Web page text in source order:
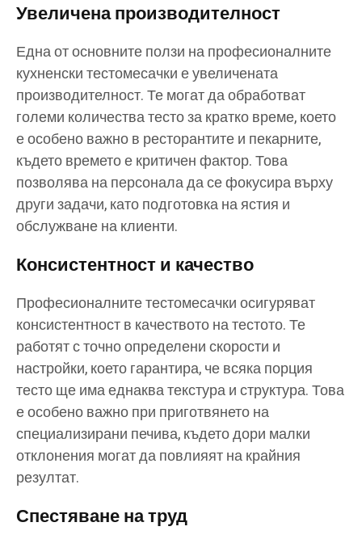
Увеличена производителност
Една от основните ползи на професионалните
кухненски тестомесачки е увеличената
производителност. Те могат да обработват
големи количества тесто за кратко време, което
е особено важно в ресторантите и пекарните,
където времето е критичен фактор. Това
позволява на персонала да се фокусира върху
други задачи, като подготовка на ястия и
обслужване на клиенти.
Консистентност и качество
Професионалните тестомесачки осигуряват
консистентност в качеството на тестото. Те
работят с точно определени скорости и
настройки, което гарантира, че всяка порция
тесто ще има еднаква текстура и структура. Това
е особено важно при приготвянето на
специализирани печива, където дори малки
отклонения могат да повлияят на крайния
резултат.
Спестяване на труд